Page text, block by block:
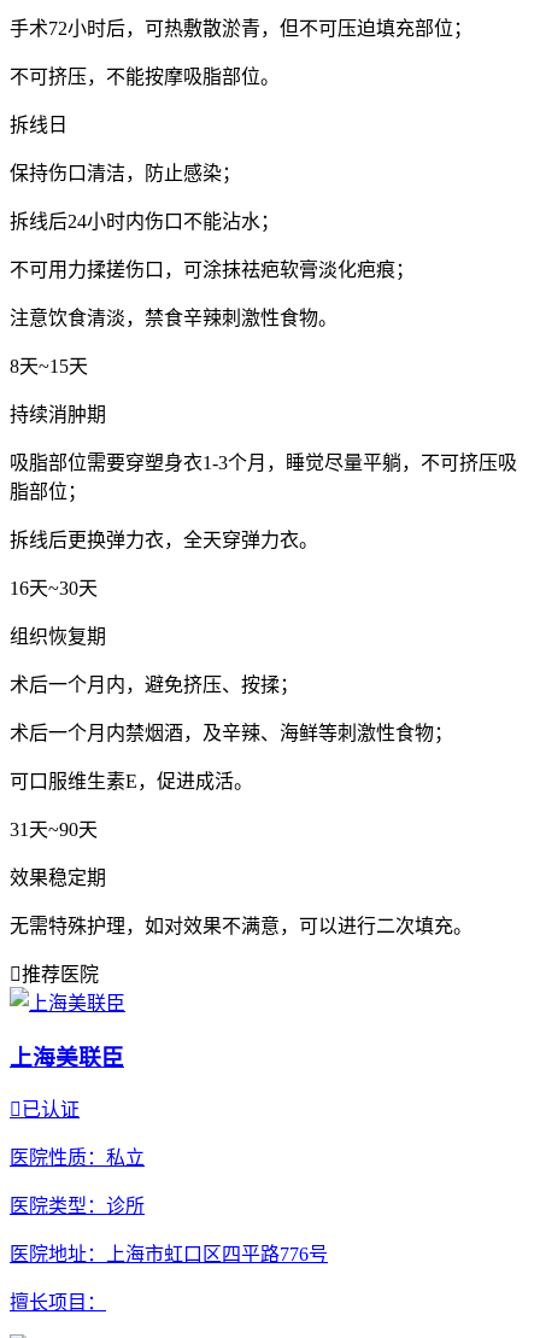
手术72小时后，可热敷散淤青，但不可压迫填充部位；
不可挤压，不能按摩吸脂部位。
拆线日
保持伤口清洁，防止感染；
拆线后24小时内伤口不能沾水；
不可用力揉搓伤口，可涂抹祛疤软膏淡化疤痕；
注意饮食清淡，禁食辛辣刺激性食物。
8天~15天
持续消肿期
吸脂部位需要穿塑身衣1-3个月，睡觉尽量平躺，不可挤压吸
脂部位；
拆线后更换弹力衣，全天穿弹力衣。
16天~30天
组织恢复期
术后一个月内，避免挤压、按揉；
术后一个月内禁烟酒，及辛辣、海鲜等刺激性食物；
可口服维生素E，促进成活。
31天~90天
效果稳定期
无需特殊护理，如对效果不满意，可以进行二次填充。
推荐医院
上海美联臣
已认证
医院性质：私立
医院类型 ：诊所
医院地址：上海市虹口区四平路776号
擅长项目 ：